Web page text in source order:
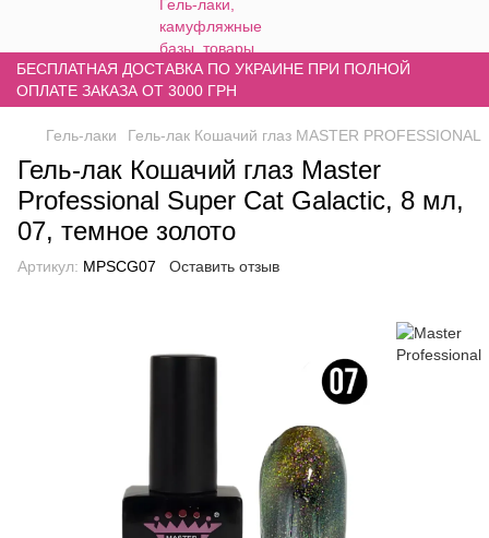
БЕСПЛАТНАЯ ДОСТАВКА ПО УКРАИНЕ ПРИ ПОЛНОЙ
ОПЛАТЕ ЗАКАЗА ОТ 3000 ГРН
Гель-лаки Гель-лак Кошачий глаз MASTER PROFESSIONAL
Гель-лак Кошачий глаз Master
Professional Super Cat Galactic, 8 мл,
07, темное золото
Артикул: MPSCG07 Оставить отзыв